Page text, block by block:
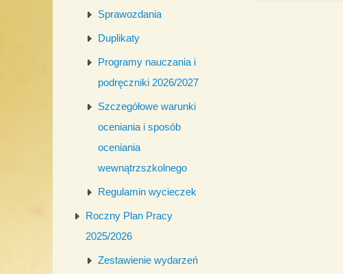
Sprawozdania
Duplikaty
Programy nauczania i
podręczniki 2026/2027
Szczegółowe warunki
oceniania i sposób
oceniania
wewnątrzszkolnego
Regulamin wycieczek
Roczny Plan Pracy
2025/2026
Zestawienie wydarzeń